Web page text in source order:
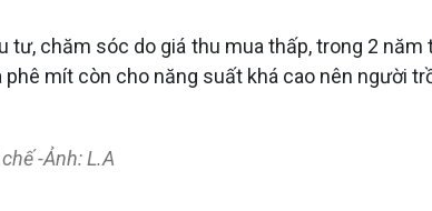
chăm sóc do giá thu mua thấp, trong 2
mít còn cho năng suất khá cao nên người
-Ảnh: L.A